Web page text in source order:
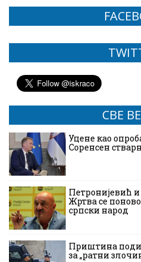
СВЕ
Уцене као
Соренсен
Петронијевић
Жртва се
српски народ
Приштина
за „ратни